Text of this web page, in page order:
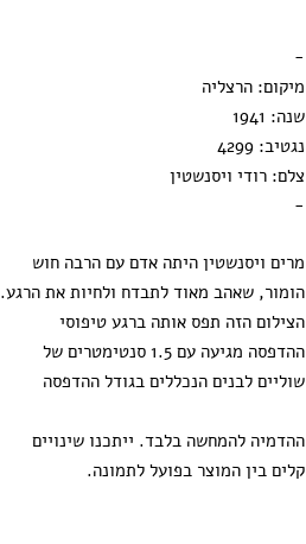
-
מיקום: הרצליה
שנה: 1941
נגטיב: 4299
צלם: רודי ויסנשטין
-
מרים ויסנשטין היתה אדם עם הרבה חוש
הומור, שאהב מאוד לתבדח ולחיות את הרגע.
הצילום הזה תפס אותה ברגע טיפוסי
ההדפסה מגיעה עם 1.5 סנטימטרים של
שוליים לבנים הנכללים בגודל ההדפסה
ההדמיה להמחשה בלבד. ייתכנו שינויים
קלים בין המוצר בפועל לתמונה.